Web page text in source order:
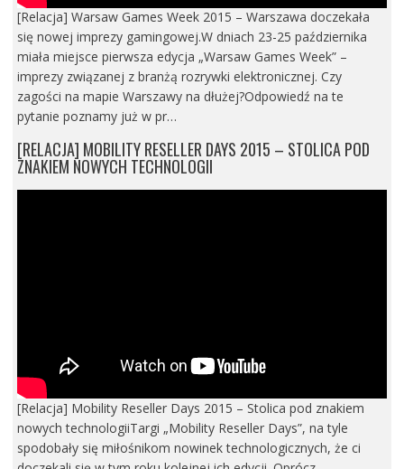
[Relacja] Warsaw Games Week 2015 – Warszawa doczekała
się nowej imprezy gamingowej.W dniach 23-25 października
miała miejsce pierwsza edycja „Warsaw Games Week” –
imprezy związanej z branżą rozrywki elektronicznej. Czy
zagości na mapie Warszawy na dłużej?Odpowiedź na te
pytanie poznamy już w pr…
[RELACJA] MOBILITY RESELLER DAYS 2015 – STOLICA POD
ZNAKIEM NOWYCH TECHNOLOGII
[Relacja] Mobility Reseller Days 2015 – Stolica pod znakiem
nowych technologiiTargi „Mobility Reseller Days”, na tyle
spodobały się miłośnikom nowinek technologicznych, że ci